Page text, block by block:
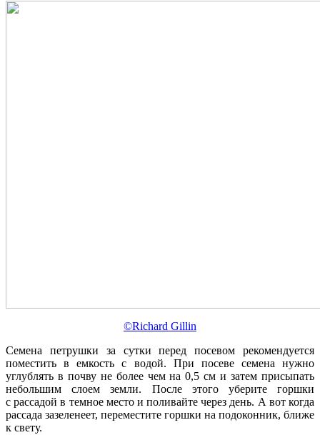
©Richard Gillin
Семена петрушки за сутки перед посевом рекомендуется
поместить в емкость с водой. При посеве семена нужно
углублять в почву не более чем на 0,5 см и затем присыпать
небольшим слоем земли. После этого уберите горшки
с рассадой в темное место и поливайте через день. А вот когда
рассада зазеленеет, переместите горшки на подоконник, ближе
к свету.